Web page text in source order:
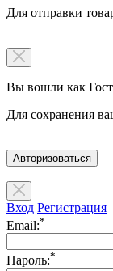
Для отправки
Вы вошли как
Для сохранения
Авторизоваться
Вход Регистрация
Email:*
Пароль:*